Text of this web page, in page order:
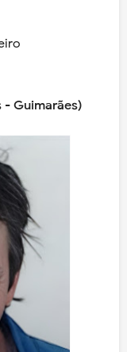
- Guimarães)